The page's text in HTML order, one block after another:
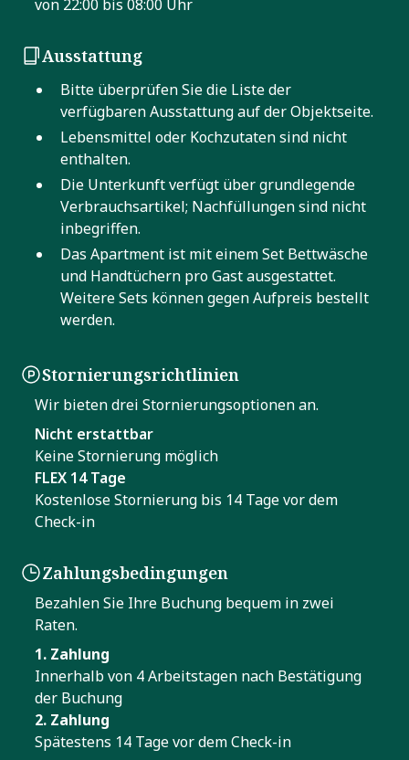
von 22:00 bis 08:00 Uhr
Ausstattung
Bitte überprüfen Sie die Liste der
verfügbaren Ausstattung auf der Objektseite.
Lebensmittel oder Kochzutaten sind nicht
enthalten.
Die Unterkunft verfügt über grundlegende
Verbrauchsartikel; Nachfüllungen sind nicht
inbegriffen.
Das Apartment ist mit einem Set Bettwäsche
und Handtüchern pro Gast ausgestattet.
Weitere Sets können gegen Aufpreis bestellt
werden.
Stornierungsrichtlinien
Wir bieten drei Stornierungsoptionen an.
Nicht erstattbar
Keine Stornierung möglich
FLEX 14 Tage
Kostenlose Stornierung bis 14 Tage vor dem
Check-in
Zahlungsbedingungen
Bezahlen Sie Ihre Buchung bequem in zwei
Raten.
1. Zahlung
Innerhalb von 4 Arbeitstagen nach Bestätigung
der Buchung
2. Zahlung
Spätestens 14 Tage vor dem Check-in